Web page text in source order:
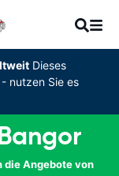
Dieses
nutzen Sie es
die Angebote von